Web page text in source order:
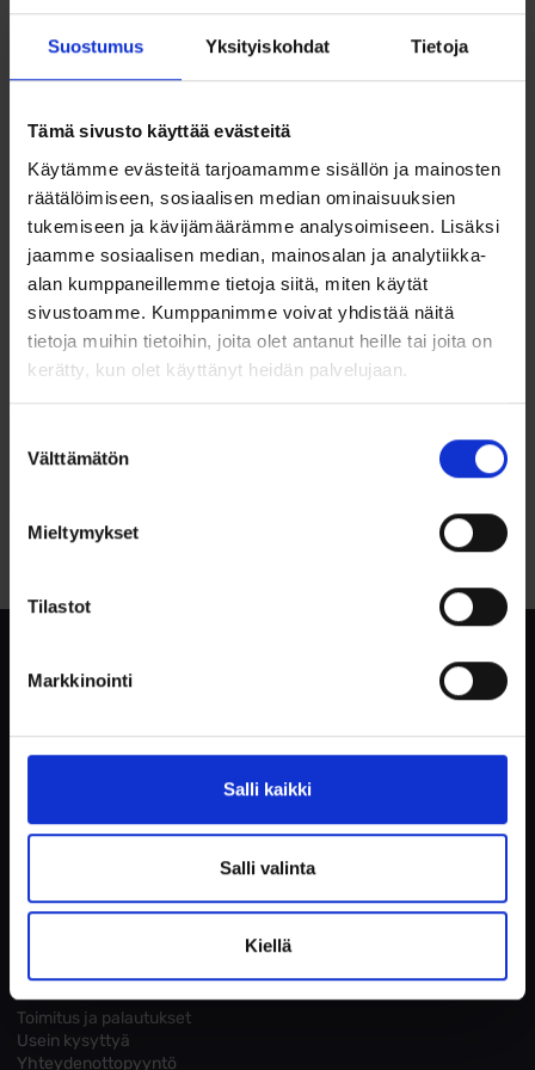
Suostumus Yksityiskohdat Tietoja
Tämä sivusto käyttää evästeitä
Käytämme evästeitä tarjoamamme sisällön ja mainosten
räätälöimiseen, sosiaalisen median ominaisuuksien
tukemiseen ja kävijämäärämme analysoimiseen. Lisäksi
jaamme sosiaalisen median, mainosalan ja analytiikka-
alan kumppaneillemme tietoja siitä, miten käytät
sivustoamme. Kumppanimme voivat yhdistää näitä
tietoja muihin tietoihin, joita olet antanut heille tai joita on
kerätty, kun olet käyttänyt heidän palvelujaan.
valinta
Välttämätön
Mieltymykset
Tilastot
Markkinointi
Salli kaikki
Salli valinta
Kiellä
Järjestele:
Hinta Leveys
Valitun kaltaisia tuotteita ei löytynyt.
0400 489348
info@kaisankello.fi
Lauantai 10-16
Yhteystiedot
Toimitus ja palautukset
Usein kysyttyä
Yhteydenottopyyntö